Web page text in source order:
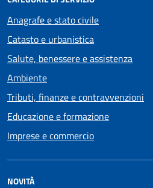
Anagrafe e stato civile
Catasto e urbanistica
Salute, benessere e assistenza
Ambiente
Tributi, finanze e contravvenzioni
Educazione e formazione
Imprese e commercio
NOVITÀ